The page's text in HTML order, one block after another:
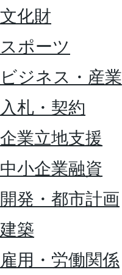
文化財
スポーツ
ビジネス・産業
入札・契約
企業立地支援
中小企業融資
開発・都市計画
建築
雇用・労働関係